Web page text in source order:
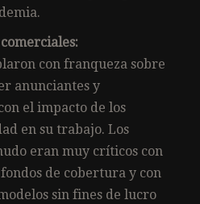
con franqueza sobre
anunciantes y
el impacto de los
en su trabajo. Los
eran muy críticos con
de cobertura y con
sin fines de lucro